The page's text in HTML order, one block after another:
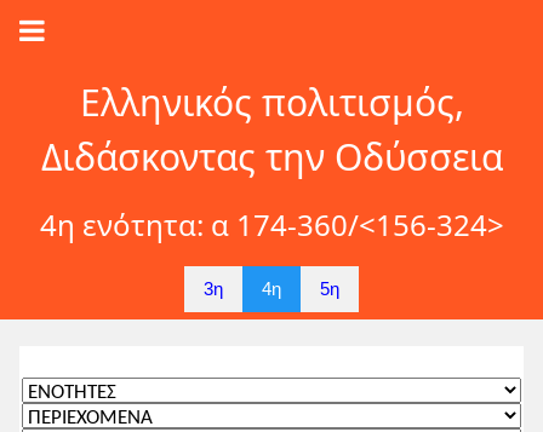
Ελληνικός πολιτισμός,
Διδάσκοντας την Οδύσσεια
4η ενότητα: α 174-360/<156-324>
3η 4η 5η